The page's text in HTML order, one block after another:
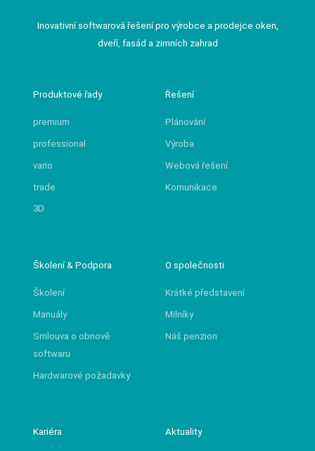
Inovativní softwarová řešení pro výrobce a prodejce oken,
dveří, fasád a zimních zahrad
Produktové řady
premium
professional
vario
trade
3D
Řešení
Plánování
Výroba
Webová řešení
Komunikace
Školení & Podpora
Školení
Manuály
Smlouva o obnově
softwaru
Hardwarové požadavky
O společnosti
Krátké představení
Milníky
Náš penzion
Kariéra Aktuality